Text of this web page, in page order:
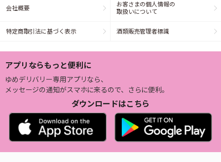
会社概要
お客さまの個人情報の
取扱いについて
特定商取引法に基づく表示 酒類販売管理者標識
アプリならもっと便利に
ゆめデリバリー専用アプリなら、
メッセージの通知がスマホに来るので、さらに便利。
ダウンロードはこちら